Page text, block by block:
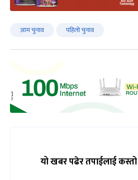
आम चुनाव पहिलो चुनाव
यो खबर पढेर तपाईलाई